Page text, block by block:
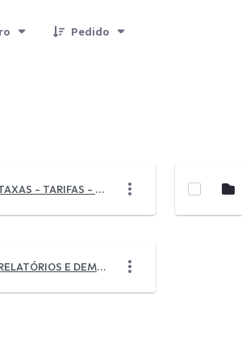
Pedido
TAXAS - TARIFAS - SERVIÇOS
RELATÓRIOS E DEMONSTRAÇÕES